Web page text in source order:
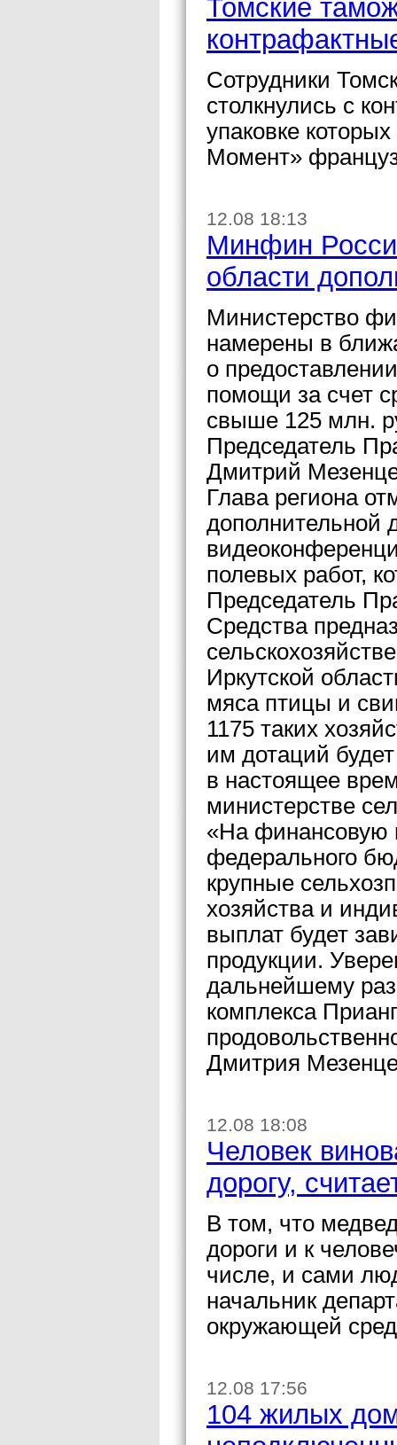
Томские
Сотрудники
столкнулись с
упаковке
Момент»
12.08 18:13
Минфин
области
Министерство
намерены в
о
помощи за счет
свыше 125 млн.
Председатель
Дмитрий
Глава региона
дополнительной
полевых работ,
Председатель
Средства
Иркутской
мяса птицы и
1175 таких
им дотаций
в настоящее
министерстве
«На финансовую
федерального
крупные
хозяйства и
выплат будет
продукции.
дальнейшему
комплекса
Дмитрия
12.08 18:08
Человек
дорогу,
В том, что
дороги и к
числе, и сами
начальник
окружающей
12.08 17:56
104 жилых